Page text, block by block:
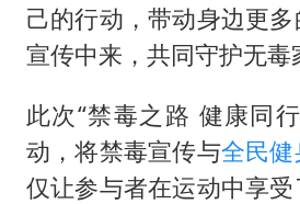
己的行动，带动身边更
宣传中来，共同守护无毒
此次“禁毒之路 健康同
动，将禁毒宣传与全民健
仅让参与者在运动中享受